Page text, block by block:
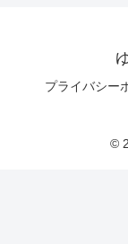
プライバシー
©